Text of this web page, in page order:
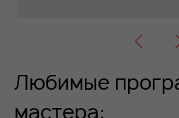
Любимые
мастера: